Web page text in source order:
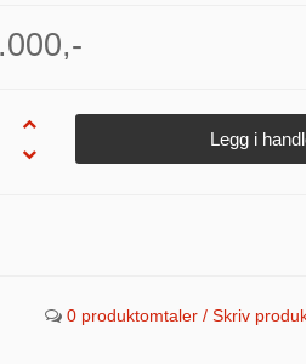
Legg i
0 produktomtaler / Skriv